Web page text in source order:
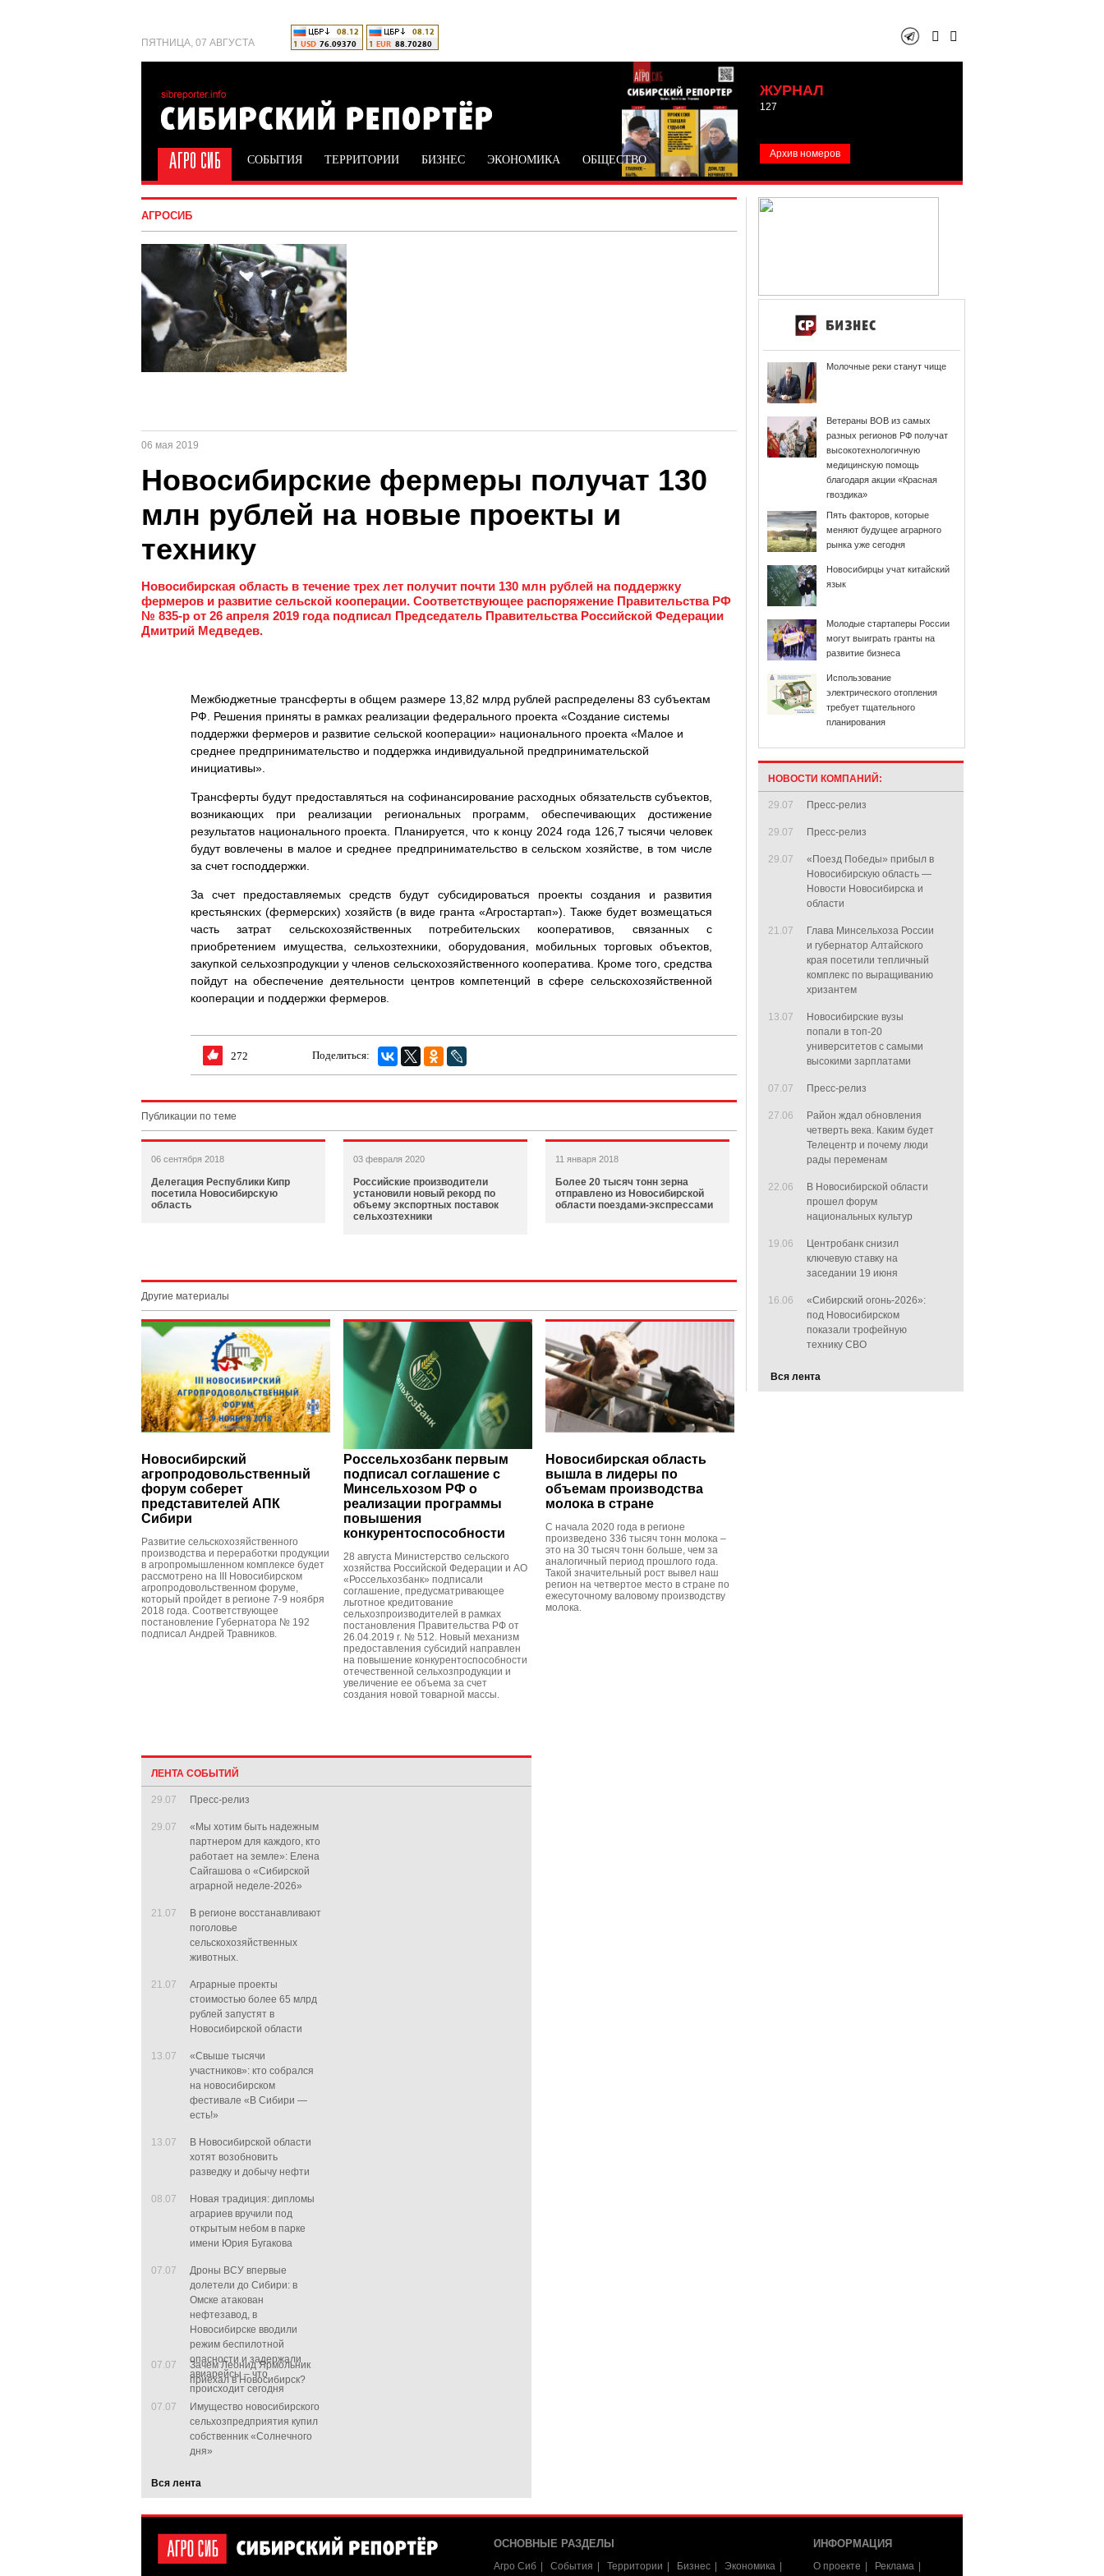
ПЯТНИЦА, 07 АВГУСТА
ЖУРНАЛ
127
Архив номеров
СОБЫТИЯ ТЕРРИТОРИИ БИЗНЕС ЭКОНОМИКА ОБЩЕСТВО
АГРОСИБ
06 мая 2019
Новосибирские фермеры получат 130
млн рублей на новые проекты и
технику
Новосибирская область в течение трех лет получит почти 130 млн рублей на поддержку
фермеров и развитие сельской кооперации. Соответствующее распоряжение Правительства РФ
№ 835-р от 26 апреля 2019 года подписал Председатель Правительства Российской Федерации
Дмитрий Медведев.
Межбюджетные трансферты в общем размере 13,82 млрд рублей распределены 83 субъектам
РФ. Решения приняты в рамках реализации федерального проекта «Создание системы
поддержки фермеров и развитие сельской кооперации» национального проекта «Малое и
среднее предпринимательство и поддержка индивидуальной предпринимательской
инициативы».
Трансферты будут предоставляться на софинансирование расходных обязательств субъектов,
возникающих при реализации региональных программ, обеспечивающих достижение
результатов национального проекта. Планируется, что к концу 2024 года 126,7 тысячи человек
будут вовлечены в малое и среднее предпринимательство в сельском хозяйстве, в том числе
за счет господдержки.
За счет предоставляемых средств будут субсидироваться проекты создания и развития
крестьянских (фермерских) хозяйств (в виде гранта «Агростартап»). Также будет возмещаться
часть затрат сельскохозяйственных потребительских кооперативов, связанных с
приобретением имущества, сельхозтехники, оборудования, мобильных торговых объектов,
закупкой сельхозпродукции у членов сельскохозяйственного кооператива. Кроме того, средства
пойдут на обеспечение деятельности центров компетенций в сфере сельскохозяйственной
кооперации и поддержки фермеров.
272 Поделиться:
Публикации по теме
06 сентября 2018
Делегация Республики Кипр
посетила Новосибирскую
область
03 февраля 2020
Российские производители
установили новый рекорд по
объему экспортных поставок
сельхозтехники
11 января 2018
Более 20 тысяч тонн зерна
отправлено из Новосибирской
области поездами-экспрессами
Другие материалы
Новосибирский
агропродовольственный
форум соберет
представителей АПК
Сибири
Развитие сельскохозяйственного
производства и переработки продукции
в агропромышленном комплексе будет
рассмотрено на III Новосибирском
агропродовольственном форуме,
который пройдет в регионе 7-9 ноября
2018 года. Соответствующее
постановление Губернатора № 192
подписал Андрей Травников.
Россельхозбанк первым
подписал соглашение с
Минсельхозом РФ о
реализации программы
повышения
конкурентоспособности
28 августа Министерство сельского
хозяйства Российской Федерации и АО
«Россельхозбанк» подписали
соглашение, предусматривающее
льготное кредитование
сельхозпроизводителей в рамках
постановления Правительства РФ от
26.04.2019 г. № 512. Новый механизм
предоставления субсидий направлен
на повышение конкурентоспособности
отечественной сельхозпродукции и
увеличение ее объема за счет
создания новой товарной массы.
Новосибирская область
вышла в лидеры по
объемам производства
молока в стране
С начала 2020 года в регионе
произведено 336 тысяч тонн молока –
это на 30 тысяч тонн больше, чем за
аналогичный период прошлого года.
Такой значительный рост вывел наш
регион на четвертое место в стране по
ежесуточному валовому производству
молока.
ЛЕНТА СОБЫТИЙ
29.07 Пресс-релиз
29.07
«Мы хотим быть надежным
партнером для каждого, кто
работает на земле»: Елена
Сайгашова о «Сибирской
аграрной неделе-2026»
21.07
В регионе восстанавливают
поголовье
сельскохозяйственных
животных.
21.07
Аграрные проекты
стоимостью более 65 млрд
рублей запустят в
Новосибирской области
13.07
«Свыше тысячи
участников»: кто собрался
на новосибирском
фестивале «В Сибири —
есть!»
13.07
В Новосибирской области
хотят возобновить
разведку и добычу нефти
08.07
Новая традиция: дипломы
аграриев вручили под
открытым небом в парке
имени Юрия Бугакова
07.07
Дроны ВСУ впервые
долетели до Сибири: в
Омске атакован
нефтезавод, в
Новосибирске вводили
режим беспилотной
опасности и задержали
авиарейсы – что
происходит сегодня
07.07
Зачем Леонид Ярмольник
приехал в Новосибирск?
07.07
Имущество новосибирского
сельхозпредприятия купил
собственник «Солнечного
дня»
Вся лента
Молочные реки станут чище
Ветераны ВОВ из самых
разных регионов РФ получат
высокотехнологичную
медицинскую помощь
благодаря акции «Красная
гвоздика»
Пять факторов, которые
меняют будущее аграрного
рынка уже сегодня
Новосибирцы учат китайский
язык
Молодые стартаперы России
могут выиграть гранты на
развитие бизнеса
Использование
электрического отопления
требует тщательного
планирования
НОВОСТИ КОМПАНИЙ:
29.07 Пресс-релиз
29.07 Пресс-релиз
29.07
«Поезд Победы» прибыл в
Новосибирскую область —
Новости Новосибирска и
области
21.07
Глава Минсельхоза России
и губернатор Алтайского
края посетили тепличный
комплекс по выращиванию
хризантем
13.07
Новосибирские вузы
попали в топ-20
университетов с самыми
высокими зарплатами
07.07 Пресс-релиз
27.06
Район ждал обновления
четверть века. Каким будет
Телецентр и почему люди
рады переменам
22.06
В Новосибирской области
прошел форум
национальных культур
19.06
Центробанк снизил
ключевую ставку на
заседании 19 июня
16.06
«Сибирский огонь-2026»:
под Новосибирском
показали трофейную
технику СВО
Вся лента
ОСНОВНЫЕ РАЗДЕЛЫ
Агро Сиб События Территории Бизнес
Экономика
ИНФОРМАЦИЯ
О проекте
Реклама